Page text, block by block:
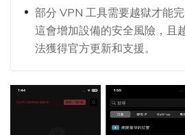
部分 VPN 工具需要越獄才能
這會增加設備的安全風險，且
法獲得官方更新和支援。